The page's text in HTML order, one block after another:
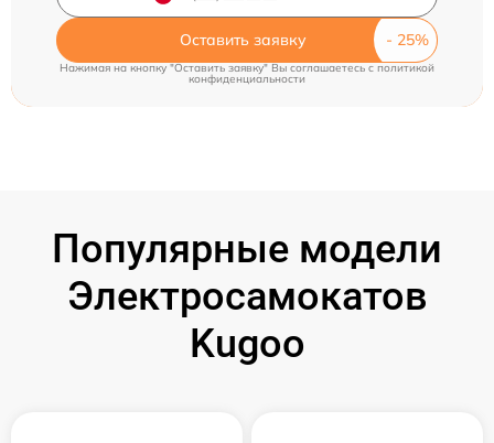
Оставить заявку
Нажимая на кнопку "Оставить заявку" Вы соглашаетесь cполитикой
конфиденциальности
Популярные модели
Электросамокатов
Kugoo